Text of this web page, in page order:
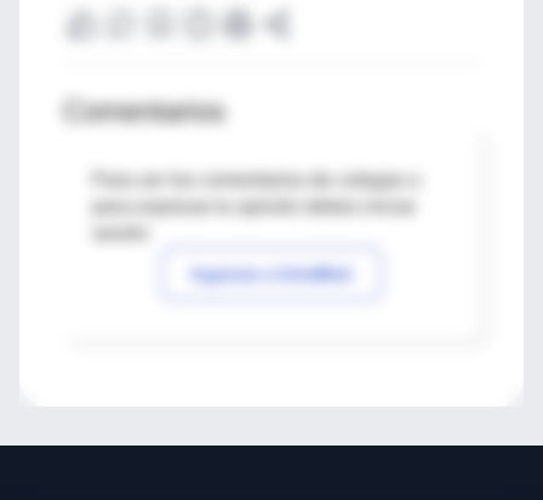
Comentarios
Para ver los comentarios de colegas o
Ingresar a IntraMed